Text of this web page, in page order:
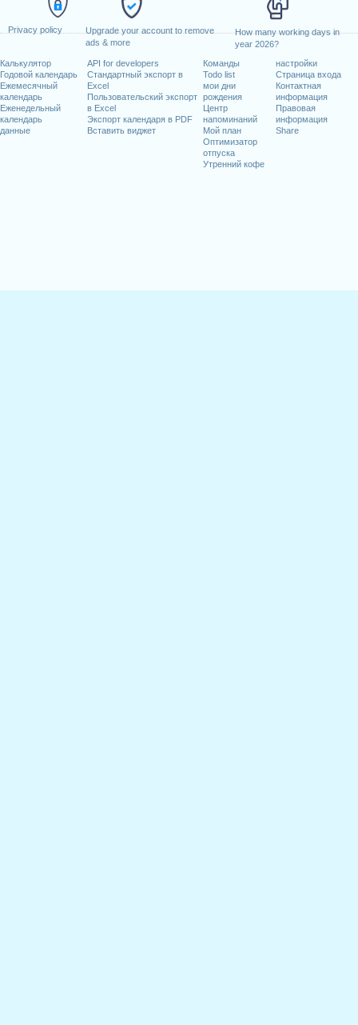
Privacy policy
Upgrade your account to remove
ads & more
How many working days in
year 2026?
Калькулятор
Годовой календарь
Ежемесячный
календарь
Еженедельный
календарь
данные
API for developers
Стандартный экспорт в
Excel
Пользовательский экспорт
в Excel
Экспорт календаря в PDF
Вставить виджет
Команды
Todo list
мои дни
рождения
Центр
напоминаний
Мой план
Оптимизатор
отпуска
Утренний кофе
настройки
Страница входа
Контактная
информация
Правовая
информация
Share